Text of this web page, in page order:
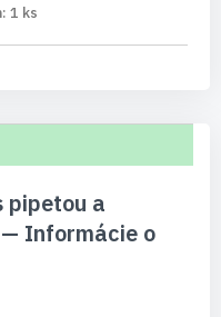
1 ks
pipetou a
Informácie o